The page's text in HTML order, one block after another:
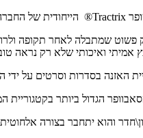
פשוט שמתבלה לאחר תקופה
הגדול ביותר בקטגוריית
והוא יתחבר בצורה